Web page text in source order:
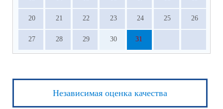
20 21 22 23 24 25 26
27 28 29 30 31
Независимая оценка качества